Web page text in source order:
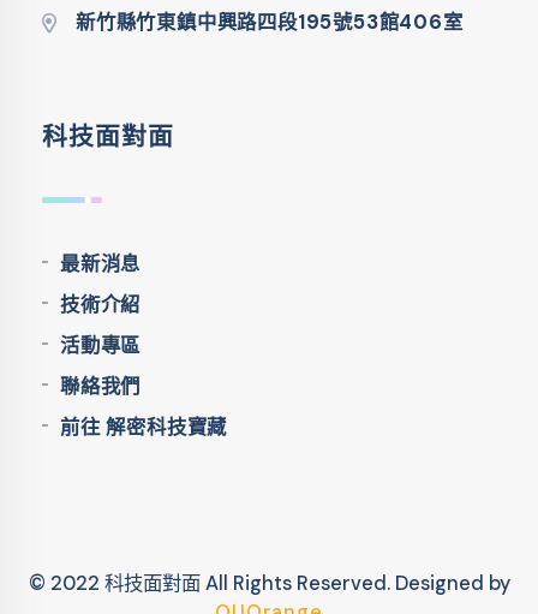
新竹縣竹東鎮中興路四段195號53館406室
科技面對面
最新消息
技術介紹
活動專區
聯絡我們
前往 解密科技寶藏
© 2022 科技面對面 All Rights Reserved. Designed by